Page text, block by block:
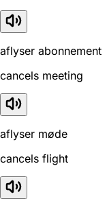
aflyser abonnement
cancels meeting
aflyser møde
cancels flight